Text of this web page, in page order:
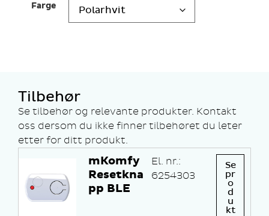
Farge
Tilbehør
Se tilbehør og relevante produkter. Kontakt
oss dersom du ikke finner tilbehøret du leter
etter for ditt produkt.
mKomfy
Resetkna
pp BLE
El. nr.:
6254303
Se
pr
o
d
u
kt